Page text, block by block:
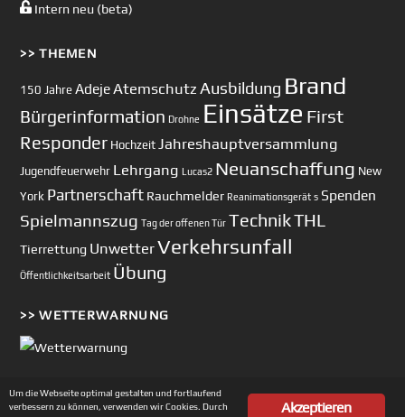
Intern neu (beta)
>> THEMEN
150 Jahre AdejeAtemschutz Ausbildung Brand
Bürgerinformation Drohne Einsätze First
Responder Hochzeit Jahreshauptversammlung
Jugendfeuerwehr Lehrgang Lucas2 Neuanschaffung New
York Partnerschaft Rauchmelder Reanimationsgerät s Spenden
Spielmannszug Tag der offenen Tür TechnikTHL
Tierrettung UnwetterVerkehrsunfall
Öffentlichkeitsarbeit Übung
>> WETTERWARNUNG
Akzeptieren
Um die Webseite optimal gestalten und fortlaufend
verbessern zu können, verwenden wir Cookies. Durch